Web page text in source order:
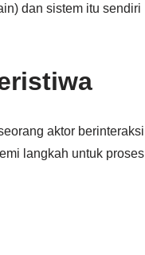
dan sistem itu sendiri
aktor berinteraksi
langkah untuk proses